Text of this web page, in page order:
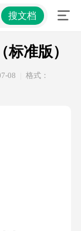
（标准版）
搜文档
准版）
08
格式：